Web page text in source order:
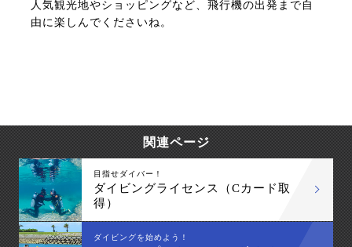
人気観光地やショッピングなど、飛行機の出発まで自
由に楽しんでくださいね。
関連ページ
目指せダイバー！
ダイビングライセンス（Cカード取
得）
ダイビングを始めよう！